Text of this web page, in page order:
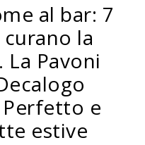
al bar: 7
la
Pavoni
e
estive